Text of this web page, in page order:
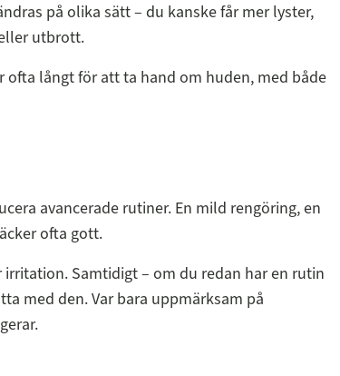
på olika sätt – du kanske får mer lyster,
utbrott.
ofta långt för att ta hand om huden, med både
avancerade rutiner. En mild rengöring, en
ofta gott.
Samtidigt – om du redan har en rutin
med den. Var bara uppmärksam på